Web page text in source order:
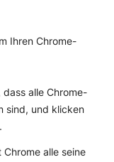
Ihren Chrome-
dass alle Chrome-
sind, und klicken
.
Chrome alle seine